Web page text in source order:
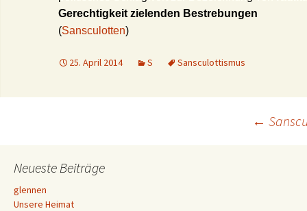
Gerechtigkeit zielenden Bestrebungen
(Sansculotten)
25. April 2014 S Sansculottismus
Navigation
←
Neueste Beiträge
glennen
Unsere Heimat